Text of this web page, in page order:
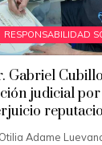
RESPONSABILIDAD
Gabriel
judicial
Otilia Adame